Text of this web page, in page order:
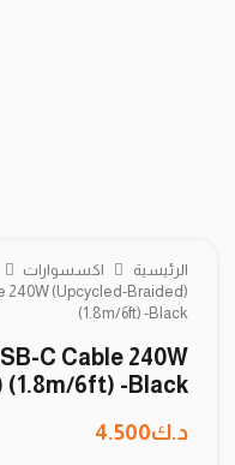
الرئيسية
اكسسوارات
240W (Upcycled-Braided)
(1.8m/6ft) -Black
C Cable 240W
(1.8m/6ft) -Black
د.ك4.500